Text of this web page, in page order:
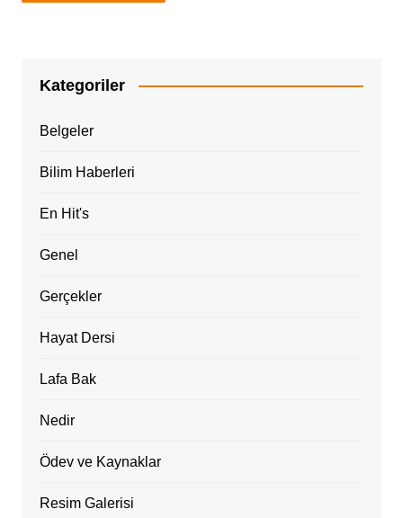
Kategoriler
Belgeler
Bilim Haberleri
En Hit's
Genel
Gerçekler
Hayat Dersi
Lafa Bak
Nedir
Ödev ve Kaynaklar
Resim Galerisi